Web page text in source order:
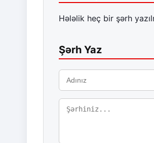
Hələlik heç bir şərh
Şərh Yaz